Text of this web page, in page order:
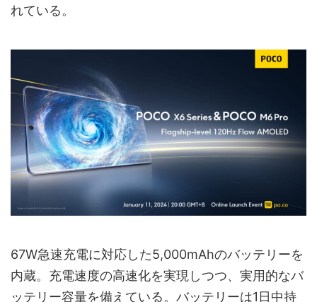
れている。
67W急速充電に対応した5,000mAhのバッテリーを
内蔵。充電速度の高速化を実現しつつ、実用的なバ
ッテリー容量を備えている。バッテリーは1日中持